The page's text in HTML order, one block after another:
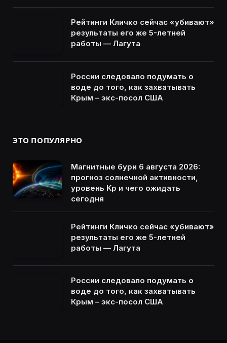
Рейтинги Кличко сейчас «убивают»
результаты его же 5-летней
работы — Лагута
России следовало подумать о
воде до того, как захватывать
Крым – экс-посол США
ЭТО ПОПУЛЯРНО
Магнитные бури 6 августа 2026:
прогноз солнечной активности,
уровень Kp и чего ожидать
сегодня
Рейтинги Кличко сейчас «убивают»
результаты его же 5-летней
работы — Лагута
России следовало подумать о
воде до того, как захватывать
Крым – экс-посол США